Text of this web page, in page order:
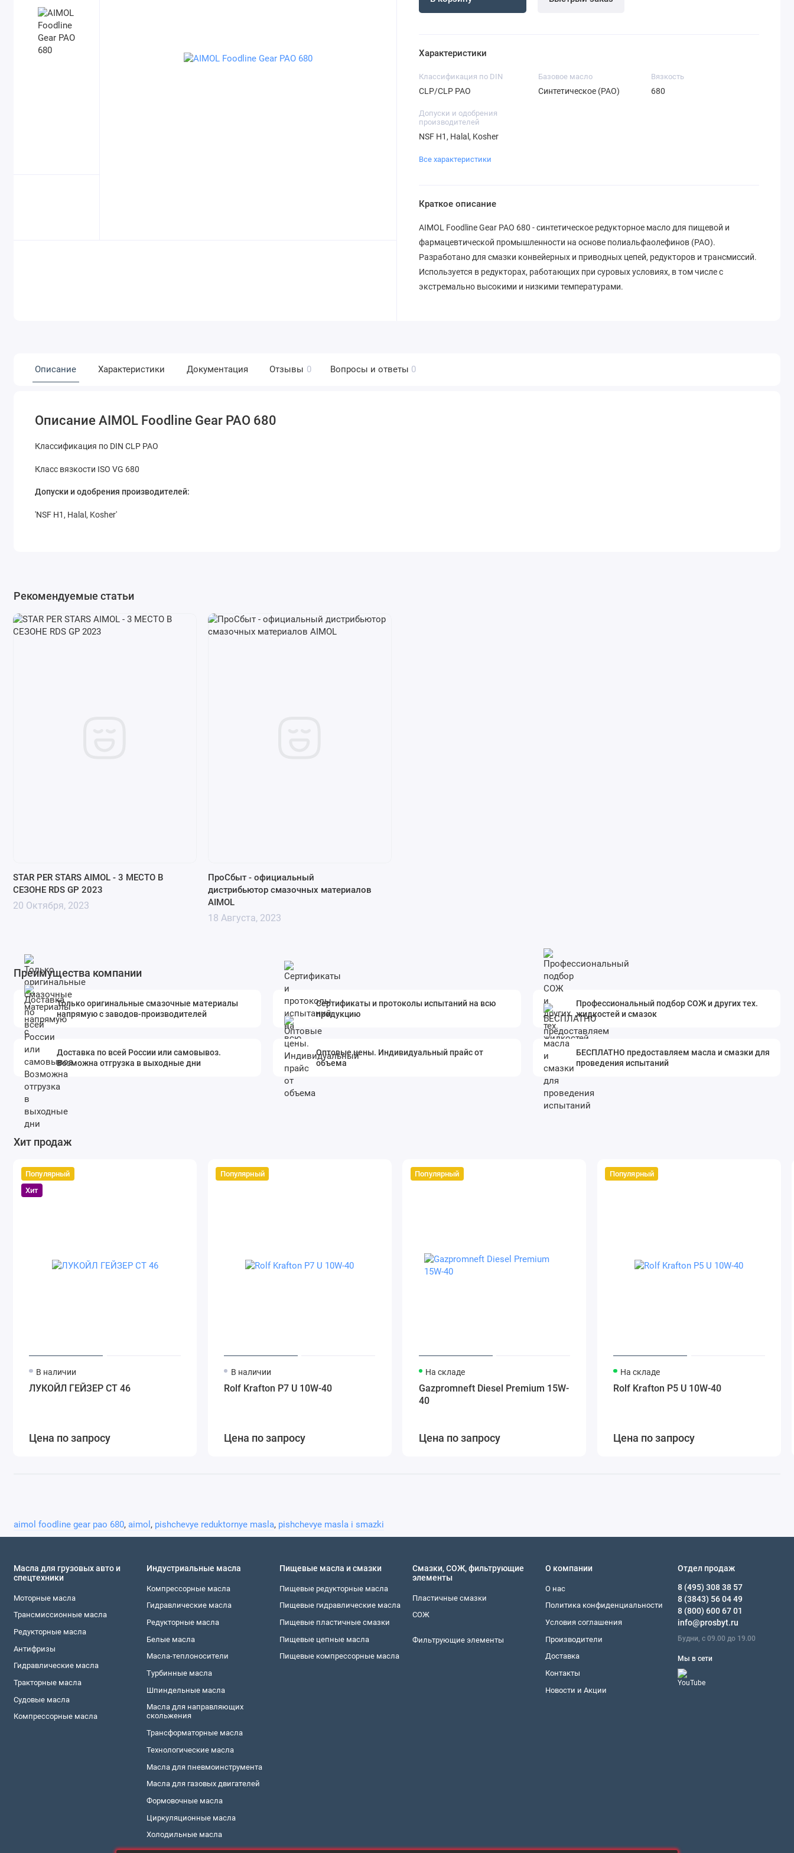
Характеристики
Классификация по DIN
CLP/CLP PAO
Базовое масло
Синтетическое (PAO)
Вязкость
680
Допуски и одобрения
производителей
NSF H1, Halal, Kosher
Все характеристики
Краткое описание
AIMOL Foodline Gear PAO 680 - синтетическое редукторное масло для пищевой и
фармацевтической промышленности на основе полиальфаолефинов (PAO).
Разработано для смазки конвейерных и приводных цепей, редукторов и трансмиссий.
Используется в редукторах, работающих при суровых условиях, в том числе с
экстремально высокими и низкими температурами.
Описание Характеристики Документация Отзывы 0 Вопросы и ответы 0
Описание AIMOL Foodline Gear PAO 680
Классификация по DIN CLP PAO
Класс вязкости ISO VG 680
Допуски и одобрения производителей:
'NSF H1, Halal, Kosher'
Рекомендуемые статьи
STAR PER STARS AIMOL - 3 МЕСТО В
СЕЗОНЕ RDS GP 2023
20 Октября, 2023
ПроСбыт - официальный
дистрибьютор смазочных материалов
AIMOL
18 Августа, 2023
Преимущества компании
Только оригинальные смазочные материалы
напрямую с заводов-производителей
Сертификаты и протоколы испытаний на всю
продукцию
Профессиональный подбор СОЖ и других тех.
жидкостей и смазок
Доставка по всей России или самовывоз.
Возможна отгрузка в выходные дни
Оптовые цены. Индивидуальный прайс от
объема
БЕСПЛАТНО предоставляем масла и смазки для
проведения испытаний
Хит продаж
Популярный
Хит
В наличии
ЛУКОЙЛ ГЕЙЗЕР СТ 46
Цена по запросу
Популярный
В наличии
Rolf Krafton P7 U 10W-40
Цена по запросу
Популярный
На складе
Gazpromneft Diesel Premium 15W-
40
Цена по запросу
Популярный
На складе
Rolf Krafton P5 U 10W-40
Цена по запросу
aimol foodline gear pao 680, aimol , pishchevye reduktornye masla, pishchevye masla i smazki
Масла для грузовых авто и
спецтехники
Моторные масла
Трансмиссионные масла
Редукторные масла
Антифризы
Гидравлические масла
Тракторные масла
Судовые масла
Компреccорные масла
Индустриальные масла
Компреccорные масла
Гидравлическиe масла
Редукторные масла
Белые масла
Масла-теплоносители
Турбинные масла
Шпиндельные масла
Масла для направляющих
скольжения
Трансформаторные масла
Технологические масла
Масла для пневмоинструмента
Масла для газовых двигателей
Формовочные масла
Циркуляционные масла
Холодильные масла
Пищевые масла и смазки
Пищевые редукторные масла
Пищевые гидравлические масла
Пищевые пластичные смазки
Пищевые цепные масла
Пищевые компрессорные масла
Смазки, СОЖ, фильтрующие
элементы
Пластичные смазки
СОЖ
Фильтрующие элементы
О компании
О нас
Политика конфиденциальности
Условия соглашения
Производители
Доставка
Контакты
Новости и Акции
Отдел продаж
8 (495) 308 38 57
8 (3843) 56 04 49
8 (800) 600 67 01
info@prosbyt.ru
Будни, с 09.00 до 19.00
Мы в сети